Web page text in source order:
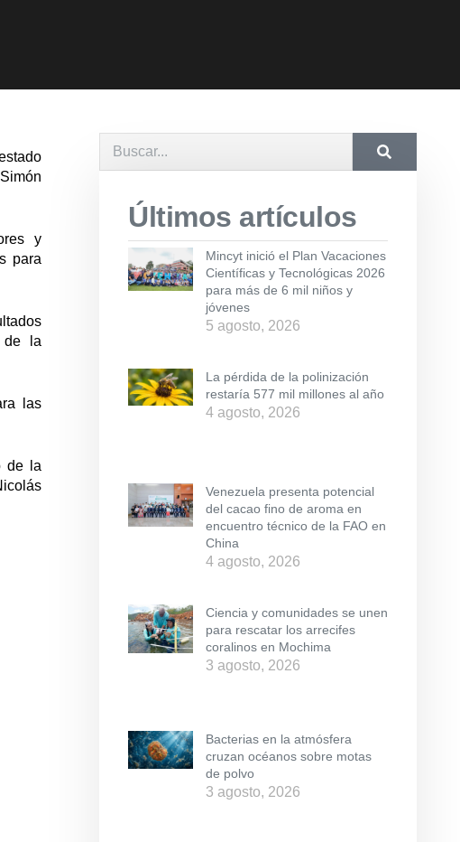
y
para
de la
las
de la
Últimos artículos
Mincyt inició el Plan Vacaciones
Científicas y Tecnológicas 2026
para más de 6 mil niños y
jóvenes
5 agosto, 2026
La pérdida de la polinización
restaría 577 mil millones al año
4 agosto, 2026
Venezuela presenta potencial
del cacao fino de aroma en
encuentro técnico de la FAO en
China
4 agosto, 2026
Ciencia y comunidades se unen
para rescatar los arrecifes
coralinos en Mochima
3 agosto, 2026
Bacterias en la atmósfera
cruzan océanos sobre motas
de polvo
3 agosto, 2026